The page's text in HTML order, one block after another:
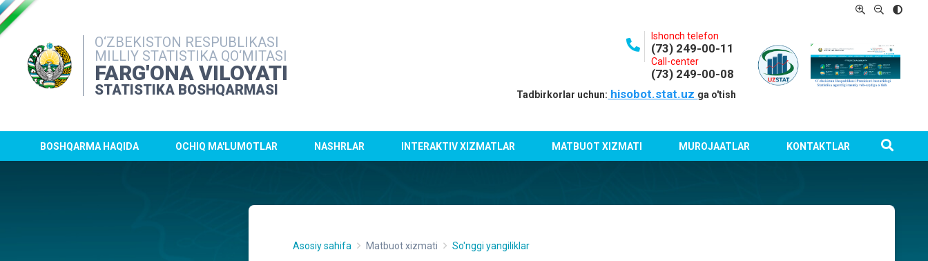
O‘ZBEKISTON RESPUBLIKASI
MILLIY STATISTIKA QO‘MITASI
FARG'ONA VILOYATI
STATISTIKA BOSHQARMASI
Ishonch telefon
(73) 249-00-11
Call-center
(73) 249-00-08
Tadbirkorlar uchun: hisobot.stat.uz ga o'tish
BOSHQARMA HAQIDA OCHIQ MA'LUMOTLAR NASHRLAR INTERAKTIV XIZMATLAR MATBUOT XIZMATI MUROJAATLAR KONTAKTLAR
Asosiy sahifa Matbuot xizmati So'nggi yangiliklar